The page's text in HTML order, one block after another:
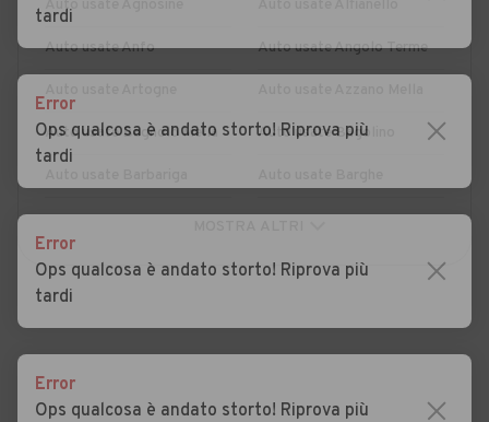
Auto usate Agnosine Auto usate Alfianello
Auto usate Anfo Auto usate Angolo Terme
Auto usate Bagnolo Mella Auto usate Bagolino
Auto usate Bassano
Bresciano
Auto usate Bedizzole
Auto usate Berlingo
Auto usate Bione
Giacomo
tardi
Error
Ops qualcosa è andato storto! Riprova più
tardi
Error
Ops qualcosa è andato storto! Riprova più
tardi
Error
Ops qualcosa è andato storto! Riprova più